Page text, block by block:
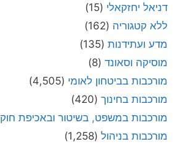
דניאל יחזקאלי (15)
ללא קטגוריה (162)
מדע ועתידנות (135)
מוסיקה וסאונד (8)
מורכבות בביטחון לאומי (4,505)
מורכבות בחינוך (420)
מורכבות במשפט, בשיטור ובאכיפת חוק
מורכבות בניהול (1,258)